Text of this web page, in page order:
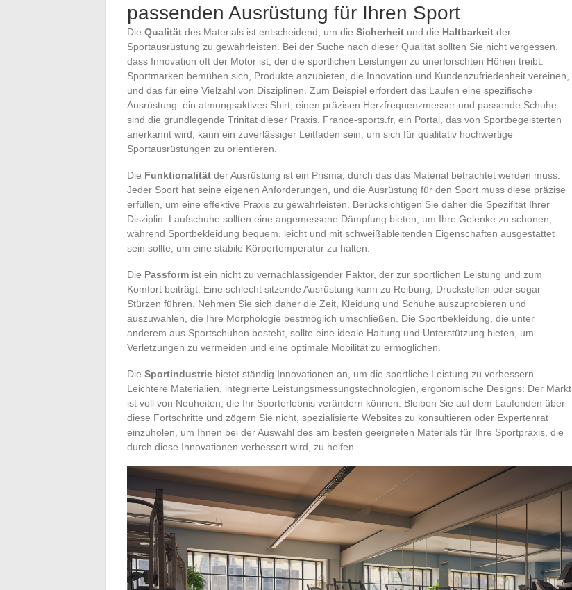
passenden Ausrüstung für Ihren Sport
Die Qualität des Materials ist entscheidend, um die Sicherheit und die Haltbarkeit der
Sportausrüstung zu gewährleisten. Bei der Suche nach dieser Qualität sollten Sie nicht vergessen,
dass Innovation oft der Motor ist, der die sportlichen Leistungen zu unerforschten Höhen treibt.
Sportmarken bemühen sich, Produkte anzubieten, die Innovation und Kundenzufriedenheit vereinen,
und das für eine Vielzahl von Disziplinen. Zum Beispiel erfordert das Laufen eine spezifische
Ausrüstung: ein atmungsaktives Shirt, einen präzisen Herzfrequenzmesser und passende Schuhe
sind die grundlegende Trinität dieser Praxis. France-sports.fr, ein Portal, das von Sportbegeisterten
anerkannt wird, kann ein zuverlässiger Leitfaden sein, um sich für qualitativ hochwertige
Sportausrüstungen zu orientieren.
Die Funktionalität der Ausrüstung ist ein Prisma, durch das das Material betrachtet werden muss.
Jeder Sport hat seine eigenen Anforderungen, und die Ausrüstung für den Sport muss diese präzise
erfüllen, um eine effektive Praxis zu gewährleisten. Berücksichtigen Sie daher die Spezifität Ihrer
Disziplin: Laufschuhe sollten eine angemessene Dämpfung bieten, um Ihre Gelenke zu schonen,
während Sportbekleidung bequem, leicht und mit schweißableitenden Eigenschaften ausgestattet
sein sollte, um eine stabile Körpertemperatur zu halten.
Die Passform ist ein nicht zu vernachlässigender Faktor, der zur sportlichen Leistung und zum
Komfort beiträgt. Eine schlecht sitzende Ausrüstung kann zu Reibung, Druckstellen oder sogar
Stürzen führen. Nehmen Sie sich daher die Zeit, Kleidung und Schuhe auszuprobieren und
auszuwählen, die Ihre Morphologie bestmöglich umschließen. Die Sportbekleidung, die unter
anderem aus Sportschuhen besteht, sollte eine ideale Haltung und Unterstützung bieten, um
Verletzungen zu vermeiden und eine optimale Mobilität zu ermöglichen.
Die Sportindustrie bietet ständig Innovationen an, um die sportliche Leistung zu verbessern.
Leichtere Materialien, integrierte Leistungsmessungstechnologien, ergonomische Designs: Der Markt
ist voll von Neuheiten, die Ihr Sporterlebnis verändern können. Bleiben Sie auf dem Laufenden über
diese Fortschritte und zögern Sie nicht, spezialisierte Websites zu konsultieren oder Expertenrat
einzuholen, um Ihnen bei der Auswahl des am besten geeigneten Materials für Ihre Sportpraxis, die
durch diese Innovationen verbessert wird, zu helfen.